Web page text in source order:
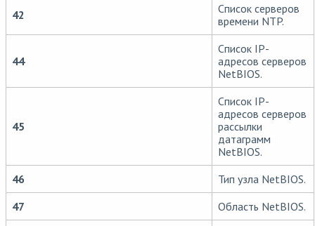
42
Список серверов
времени NTP.
44
Список IP-
адресов серверов
NetBIOS.
45
Список IP-
адресов серверов
рассылки
датаграмм
NetBIOS.
46
Тип узла NetBIOS.
47
Область NetBIOS.